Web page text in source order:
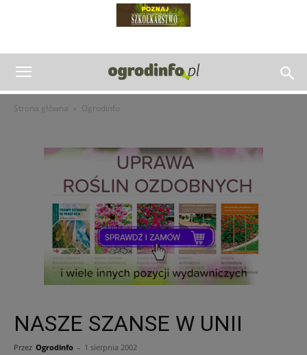
Strona główna Ogrodinfo
NASZE SZANSE W UNII
Przez Ogrodinfo - 1 sierpnia 2002